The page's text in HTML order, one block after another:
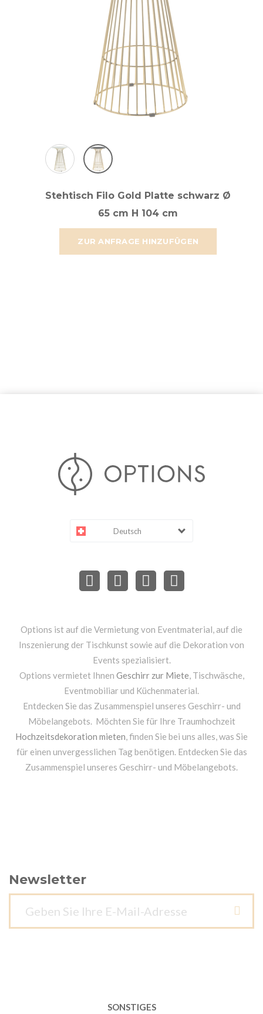
ZUR ANFRAGE HINZUFÜGEN
Stehtisch Filo Gold Platte schwarz Ø
65 cm H 104 cm
Deutsch
Options ist auf die Vermietung von Eventmaterial, auf die
Inszenierung der Tischkunst sowie auf die Dekoration von
Events spezialisiert.
Options vermietet Ihnen Geschirr zur Miete, Tischwäsche,
Eventmobiliar und Küchenmaterial.
Entdecken Sie das Zusammenspiel unseres Geschirr- und
Möbelangebots. Möchten Sie für Ihre Traumhochzeit
Hochzeitsdekoration mieten, finden Sie bei uns alles, was Sie
für einen unvergesslichen Tag benötigen. Entdecken Sie das
Zusammenspiel unseres Geschirr- und Möbelangebots.
Newsletter
SONSTIGES